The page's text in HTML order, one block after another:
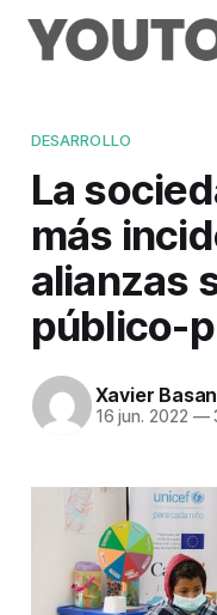
DESARROLLO
La
más
alianzas
público-
Xavier
16 jun. 2022 —